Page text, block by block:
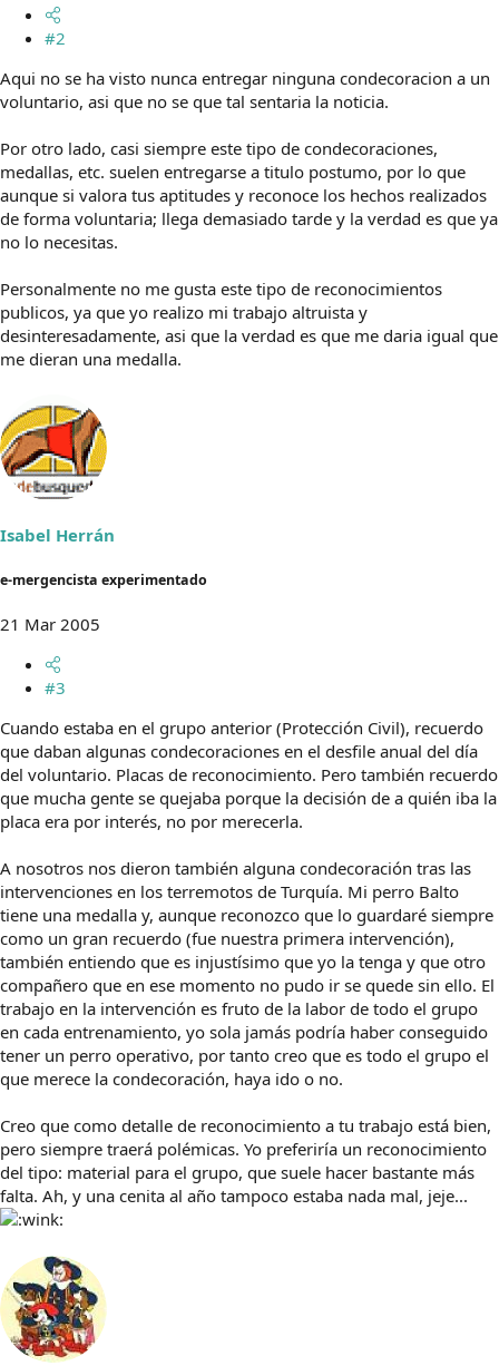
#2
Aqui no se ha visto nunca entregar ninguna condecoracion a un
voluntario, asi que no se que tal sentaria la noticia.
Por otro lado, casi siempre este tipo de condecoraciones,
medallas, etc. suelen entregarse a titulo postumo, por lo que
aunque si valora tus aptitudes y reconoce los hechos realizados
de forma voluntaria; llega demasiado tarde y la verdad es que ya
no lo necesitas.
Personalmente no me gusta este tipo de reconocimientos
publicos, ya que yo realizo mi trabajo altruista y
desinteresadamente, asi que la verdad es que me daria igual que
me dieran una medalla.
Isabel Herrán
e-mergencista experimentado
21 Mar 2005
#3
Cuando estaba en el grupo anterior (Protección Civil), recuerdo
que daban algunas condecoraciones en el desfile anual del día
del voluntario. Placas de reconocimiento. Pero también recuerdo
que mucha gente se quejaba porque la decisión de a quién iba la
placa era por interés, no por merecerla.
A nosotros nos dieron también alguna condecoración tras las
intervenciones en los terremotos de Turquía. Mi perro Balto
tiene una medalla y, aunque reconozco que lo guardaré siempre
como un gran recuerdo (fue nuestra primera intervención),
también entiendo que es injustísimo que yo la tenga y que otro
compañero que en ese momento no pudo ir se quede sin ello. El
trabajo en la intervención es fruto de la labor de todo el grupo
en cada entrenamiento, yo sola jamás podría haber conseguido
tener un perro operativo, por tanto creo que es todo el grupo el
que merece la condecoración, haya ido o no.
Creo que como detalle de reconocimiento a tu trabajo está bien,
pero siempre traerá polémicas. Yo preferiría un reconocimiento
del tipo: material para el grupo, que suele hacer bastante más
falta. Ah, y una cenita al año tampoco estaba nada mal, jeje...